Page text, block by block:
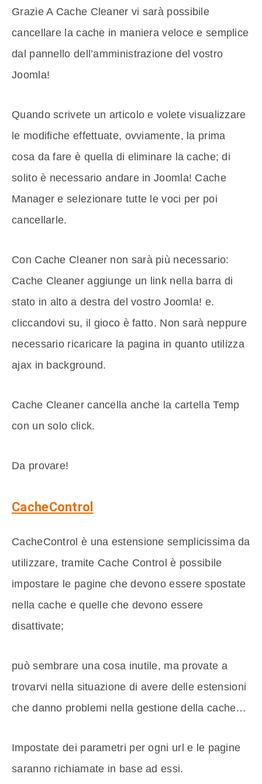
Grazie A Cache Cleaner vi sarà possibile
cancellare la cache in maniera veloce e semplice
dal pannello dell’amministrazione del vostro
Joomla!
Quando scrivete un articolo e volete visualizzare
le modifiche effettuate, ovviamente, la prima
cosa da fare è quella di eliminare la cache; di
solito è necessario andare in Joomla! Cache
Manager e selezionare tutte le voci per poi
cancellarle.
Con Cache Cleaner non sarà più necessario:
Cache Cleaner aggiunge un link nella barra di
stato in alto a destra del vostro Joomla! e.
cliccandovi su, il gioco è fatto. Non sarà neppure
necessario ricaricare la pagina in quanto utilizza
ajax in background.
Cache Cleaner cancella anche la cartella Temp
con un solo click.
Da provare!
CacheControl
CacheControl è una estensione semplicissima da
utilizzare, tramite Cache Control è possibile
impostare le pagine che devono essere spostate
nella cache e quelle che devono essere
disattivate;
può sembrare una cosa inutile, ma provate a
trovarvi nella situazione di avere delle estensioni
che danno problemi nella gestione della cache…
Impostate dei parametri per ogni url e le pagine
saranno richiamate in base ad essi.